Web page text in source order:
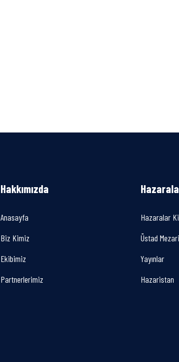
Hakkımızda
Anasayfa
Biz Kimiz
Ekibimiz
Partnerlerimiz
Hazaralar
Üstad Mezari
Yayınlar
Hazaristan